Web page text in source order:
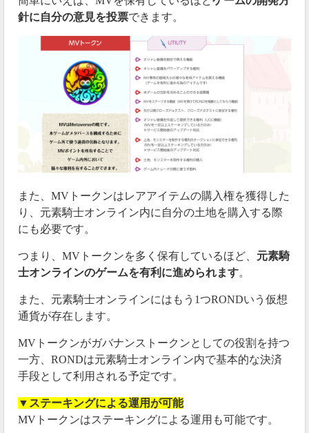
針に自分の意見を投票できます。
また、MVトークンはレアアイテムの購入権を獲得した
り、元素騎士オンライン内に自分の土地を購入する際
にも必要です。
つまり、MVトークンを多く保有しているほど、 元素騎
士オンラインのゲームを有利に進められます。
また、元素騎士オンラインにはもう1つRONDいう仮想
通貨が存在します。
MVトークンがガバナンストークンとしての役割を持つ
一方、RONDは元素騎士オンライン内で基本的な決済
手段として利用される予定です。
▼ステーキングによる運用が可能
MVトークンはステーキングによる運用も可能です。